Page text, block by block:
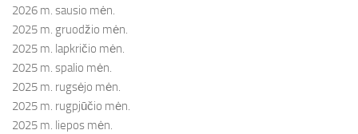
2026 m. sausio mėn.
2025 m. gruodžio mėn.
2025 m. lapkričio mėn.
2025 m. spalio mėn.
2025 m. rugsėjo mėn.
2025 m. rugpjūčio mėn.
2025 m. liepos mėn.